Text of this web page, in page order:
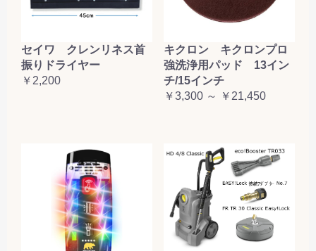
セイワ クレンリネス首
振りドライヤー
￥2,200
キクロン キクロンプロ
強洗浄用パッド 13イン
チ/15インチ
￥3,300 ～ ￥21,450